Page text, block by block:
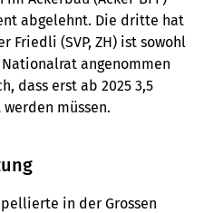
abgelehnt. Die dritte hat
Friedli (SVP, ZH) ist sowohl
angenommen
dass erst ab 2025 3,5
werden müssen.
in der Grossen